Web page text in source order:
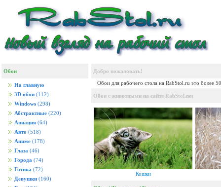
Обои
На главную
3D обои (112)
Windows (298)
Абстрактные (220)
Авиация (64)
Авто (518)
Аниме (178)
Глаза (46)
Города (74)
Готика (72)
Девушки (160)
Добро пожаловать!
Обои для рабочего стола на RabStol.ru это более
Обои с животными на сайте RabStol.net
Кошки